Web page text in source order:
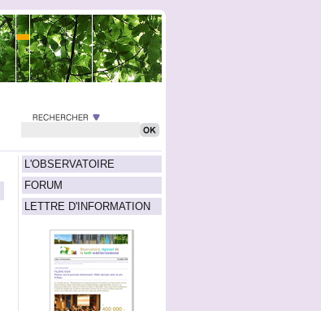
L'OBSERVATOIRE
FORUM
LETTRE D'INFORMATION